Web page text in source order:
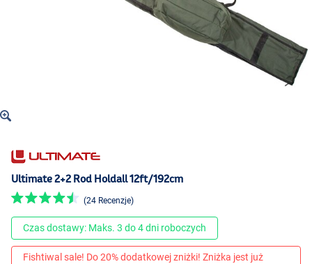
Ultimate 2+2 Rod Holdall 12ft/192cm
(24 Recenzje)
Czas dostawy: Maks. 3 do 4 dni roboczych
Fishtiwal sale! Do 20% dodatkowej zniżki! Zniżka jest już